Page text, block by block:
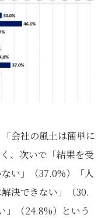
会社の風土は簡単に
、次いで「結果を受
い」（37.0%）「人
決できない」（30.
」（24.8%）という